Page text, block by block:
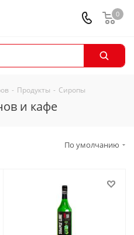
0
- Продукты - Сиропы
и кафе
По умолчанию